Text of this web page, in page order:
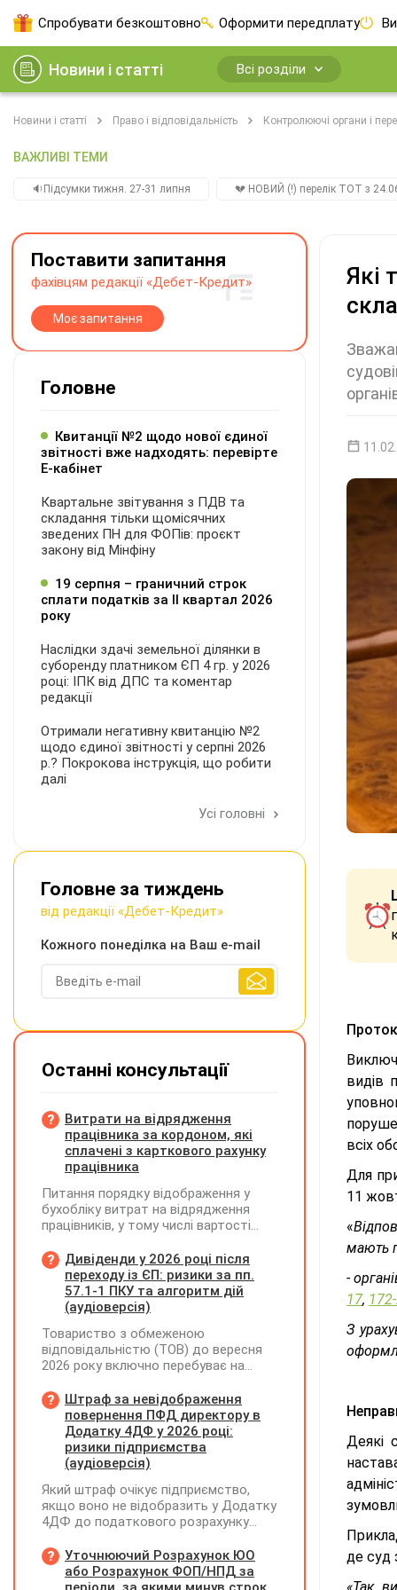
Спробувати безкоштовно Оформити передплату
Новини і статті Всі розділи
Новини і статті Право і відповідальність Контролюючі органи і
ВАЖЛИВІ ТЕМИ
🔉Підсумки тижня. 27-31 липня 💔 НОВИЙ (!) перелік ТОТ з
Які
видів
всіх
Для
11
«
мають
-
17,
З
Деякі
де суд
Поставити запитання
фахівцям редакції «Дебет-Кредит»
Моє запитання
Головне
Квитанції №2 щодо нової єдиної
звітності вже надходять: перевірте
Е-кабінет
Квартальне звітування з ПДВ та
складання тільки щомісячних
зведених ПН для ФОПів: проєкт
закону від Мінфіну
19 серпня – граничний строк
сплати податків за ІI квартал 2026
року
Наслідки здачі земельної ділянки в
суборенду платником ЄП 4 гр. у 2026
році: ІПК від ДПС та коментар
редакції
Отримали негативну квитанцію №2
щодо єдиної звітності у серпні 2026
р.? Покрокова інструкція, що робити
далі
Усі головні
Головне за тиждень
від редакції «Дебет-Кредит»
Кожного понеділка на Ваш e-mail
Останні консультації
Витрати на відрядження
працівника за кордоном, які
сплачені з карткового рахунку
працівника
Питання порядку відображення у
бухобліку витрат на відрядження
працівників, у тому числі вартості
карткового рахунку працівника та
підтвердження таких операцій
первинними документами, належать
до компетенції Мінфіну
Дивіденди у 2026 році після
переходу із ЄП: ризики за пп.
57.1-1 ПКУ та алгоритм дій
(аудіоверсія)
Товариство з обмеженою
відповідальністю (ТОВ) до вересня
2026 року включно перебуває на
(єдиний податок, 3 група, ставка 5%,
неплатник ПДВ). З 1 жовтня 2026
року підприємство переходить на
загальну систему оподаткування
(стає платником податку на
діяльності у періоді 2024–2025 років
(під час перебування на спрощеній
системі) підприємство отримало
нерозподіленого прибутку в балансі
становить 18 млн грн. Наприкінці
Штраф за невідображення
повернення ПФД директору в
Додатку 4ДФ у 2026 році:
ризики підприємства
(аудіоверсія)
Який штраф очікує підприємство,
якщо воно не відобразить у Додатку
4ДФ до податкового розрахунку
допомоги (ПФД) директору?
Уточнюючий Розрахунок ЮО
або Розрахунок ФОП/НПД за